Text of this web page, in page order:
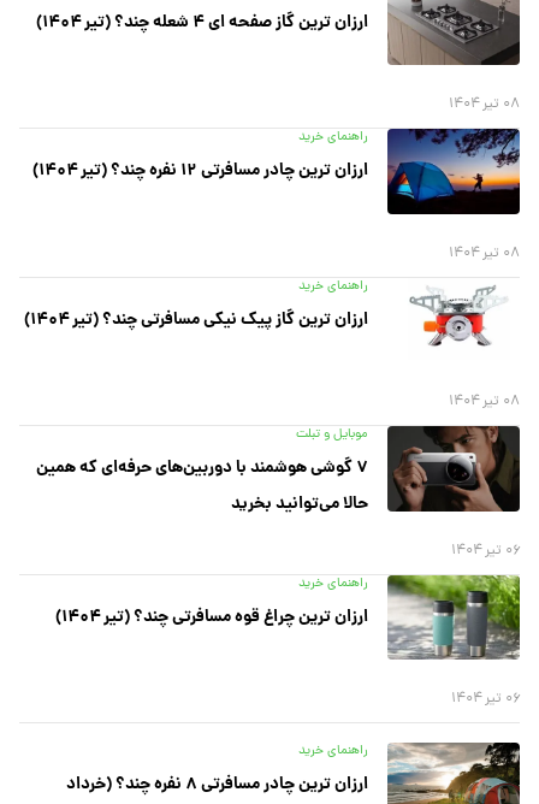
ارزان ترین گاز صفحه ای ۴ شعله چند؟ (تیر ۱۴۰۴)
۰۸ تیر ۱۴۰۴
راهنمای خرید
ارزان ترین چادر مسافرتی ۱۲ نفره چند؟ (تیر ۱۴۰۴)
۰۸ تیر ۱۴۰۴
راهنمای خرید
ارزان ترین گاز پیک نیکی مسافرتی چند؟ (تیر ۱۴۰۴)
۰۸ تیر ۱۴۰۴
موبایل و تبلت
۷ گوشی هوشمند با دوربین‌های حرفه‌ای که همین
حالا می‌توانید بخرید
۰۶ تیر ۱۴۰۴
راهنمای خرید
ارزان ترین چراغ قوه مسافرتی چند؟ (تیر ۱۴۰۴)
۰۶ تیر ۱۴۰۴
راهنمای خرید
ارزان ترین چادر مسافرتی ۸ نفره چند؟ (خرداد